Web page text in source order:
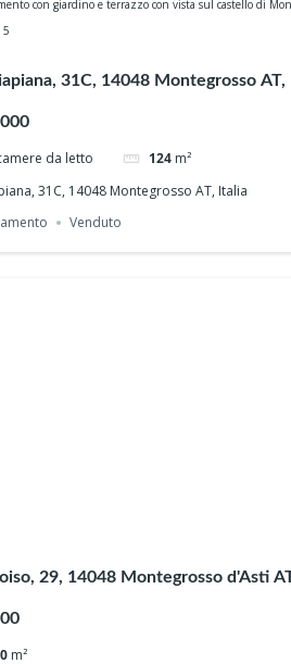
31C, 14048 Montegrosso AT,
da letto 124 m²
31C, 14048 Montegrosso AT, Italia
Venduto
29, 14048 Montegrosso d'Asti
m²